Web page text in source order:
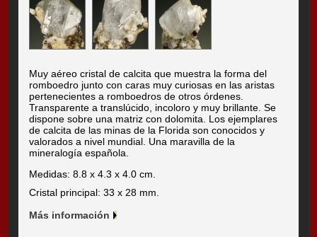
Muy aéreo cristal de calcita que muestra la forma del
romboedro junto con caras muy curiosas en las aristas
pertenecientes a romboedros de otros órdenes.
Transparente a translúcido, incoloro y muy brillante. Se
dispone sobre una matriz con dolomita. Los ejemplares
de calcita de las minas de la Florida son conocidos y
valorados a nivel mundial. Una maravilla de la
mineralogía española.
Medidas: 8.8 x 4.3 x 4.0 cm.
Cristal principal: 33 x 28 mm.
Más información